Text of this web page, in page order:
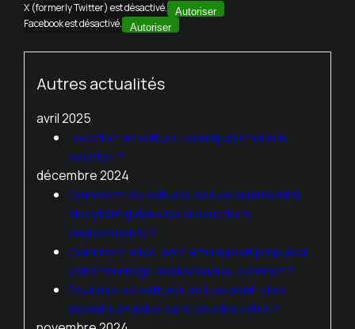
X (formerly Twitter) est désactivé. Autoriser
Facebook est désactivé. Autoriser
Autres actualités
avril 2025
Location de voiture : pourquoi choisir la
location ?
décembre 2024
Comment les voitures de luxe subliment le
storytelling dans les productions
audiovisuelles ?
Comment la McLaren Artura peut propulser
votre tournage audiovisuel au sommet ?
Pourquoi les voitures de luxe sont-elles
incontournables dans les clips vidéo ?